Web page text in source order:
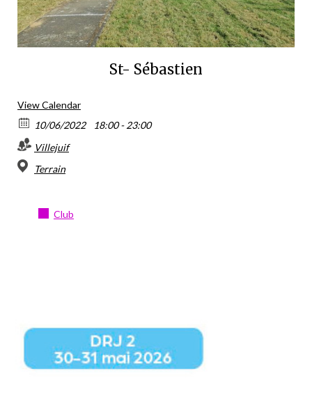
St- Sébastien
View Calendar
10/06/2022
18:00 - 23:00
Villejuif
Terrain
Club